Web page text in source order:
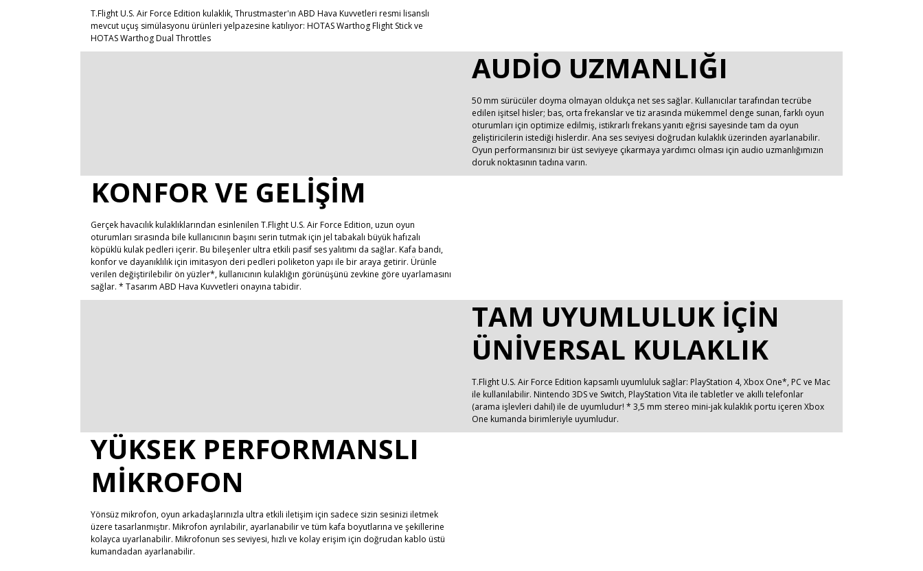
T.Flight U.S. Air Force Edition kulaklık, Thrustmaster'ın ABD Hava Kuvvetleri resmi lisanslı
mevcut uçuş simülasyonu ürünleri yelpazesine katılıyor: HOTAS Warthog Flight Stick ve
HOTAS Warthog Dual Throttles
AUDIO UZMANLIĞI
50 mm sürücüler doyma olmayan oldukça net ses sağlar. Kullanıcılar tarafından tecrübe
edilen işitsel hisler; bas, orta frekanslar ve tiz arasında mükemmel denge sunan, farklı oyun
oturumları için optimize edilmiş, istikrarlı frekans yanıtı eğrisi sayesinde tam da oyun
geliştiricilerin istediği hislerdir. Ana ses seviyesi doğrudan kulaklık üzerinden ayarlanabilir.
Oyun performansınızı bir üst seviyeye çıkarmaya yardımcı olması için audio uzmanlığımızın
doruk noktasının tadına varın.
KONFOR VE GELIŞIM
Gerçek havacılık kulaklıklarından esinlenilen T.Flight U.S. Air Force Edition, uzun oyun
oturumları sırasında bile kullanıcının başını serin tutmak için jel tabakalı büyük hafızalı
köpüklü kulak pedleri içerir. Bu bileşenler ultra etkili pasif ses yalıtımı da sağlar. Kafa bandı,
konfor ve dayanıklılık için imitasyon deri pedleri poliketon yapı ile bir araya getirir. Ürünle
verilen değiştirilebilir ön yüzler*, kullanıcının kulaklığın görünüşünü zevkine göre uyarlamasını
sağlar. * Tasarım ABD Hava Kuvvetleri onayına tabidir.
TAM UYUMLULUK IÇIN
ÜNIVERSAL KULAKLIK
T.Flight U.S. Air Force Edition kapsamlı uyumluluk sağlar: PlayStation 4, Xbox One*, PC ve Mac
ile kullanılabilir. Nintendo 3DS ve Switch, PlayStation Vita ile tabletler ve akıllı telefonlar
(arama işlevleri dahil) ile de uyumludur! * 3,5 mm stereo mini-jak kulaklık portu içeren Xbox
One kumanda birimleriyle uyumludur.
YÜKSEK PERFORMANSLI
MIKROFON
Yönsüz mikrofon, oyun arkadaşlarınızla ultra etkili iletişim için sadece sizin sesinizi iletmek
üzere tasarlanmıştır. Mikrofon ayrılabilir, ayarlanabilir ve tüm kafa boyutlarına ve şekillerine
kolayca uyarlanabilir. Mikrofonun ses seviyesi, hızlı ve kolay erişim için doğrudan kablo üstü
kumandadan ayarlanabilir.